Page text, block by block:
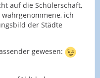
auf die Schülerschaft,
ich
der Städte
gewesen: